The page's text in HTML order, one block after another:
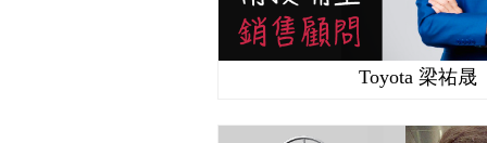
Toyota 梁祐晟